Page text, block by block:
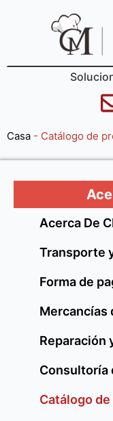
Casa - Catálogo de
Acerca De
Transporte
Forma de
Mercancías
Reparación
Consultoría
Catálogo